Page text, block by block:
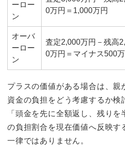
ーロー
ン
0万円＝1,000万円
オーバ
ーロー
ン
査定2,000万円－残高
0万円＝マイナス500
プラスの価値がある場合は、親
資金の負担をどう考慮するか検
「頭金を先に全額返し、残り
の負担割合を現在価値へ反映す
一律ではありません。